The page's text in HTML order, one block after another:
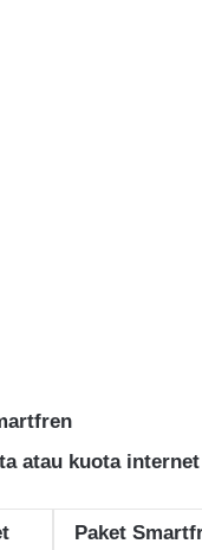
atau kuota
Paket